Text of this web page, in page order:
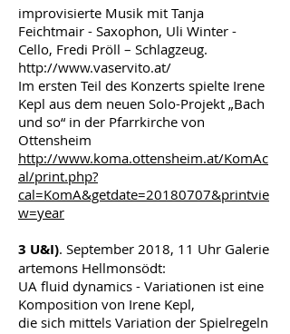
improvisierte Musik mit Tanja
Feichtmair - Saxophon, Uli Winter -
Cello, Fredi Pröll – Schlagzeug.
http://www.vaservito.at/
Im ersten Teil des Konzerts spielte Irene
Kepl aus dem neuen Solo-Projekt „Bach
und so“ in der Pfarrkirche von
Ottensheim
http://www.koma.ottensheim.at/KomAc
al/print.php?
cal=KomA&getdate=20180707&printvie
w=year
3 U&I). September 2018, 11 Uhr Galerie
artemons Hellmonsödt:
UA fluid dynamics - Variationen ist eine
Komposition von Irene Kepl,
die sich mittels Variation der Spielregeln